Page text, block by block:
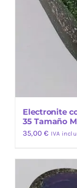
Electronite
35 Tamaño M
35,00€ IVA